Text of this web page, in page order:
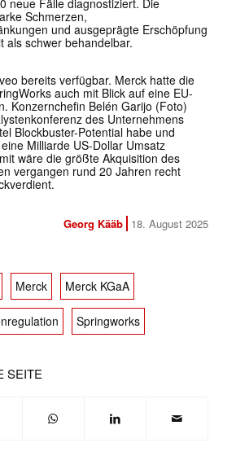
neue Fälle diagnostiziert. Die
Schmerzen,
und ausgeprägte Erschöpfung
als schwer behandelbar.
bereits verfügbar. Merck hatte die
auch mit Blick auf eine EU-
Konzernchefin Belén Garijo (Foto)
des Unternehmens
Blockbuster-Potential habe und
Milliarde US-Dollar Umsatz
wäre die größte Akquisition des
vergangen rund 20 Jahren recht
Georg Kääb 18. August 2025
Merck Merck KGaA
Springworks
SEITE